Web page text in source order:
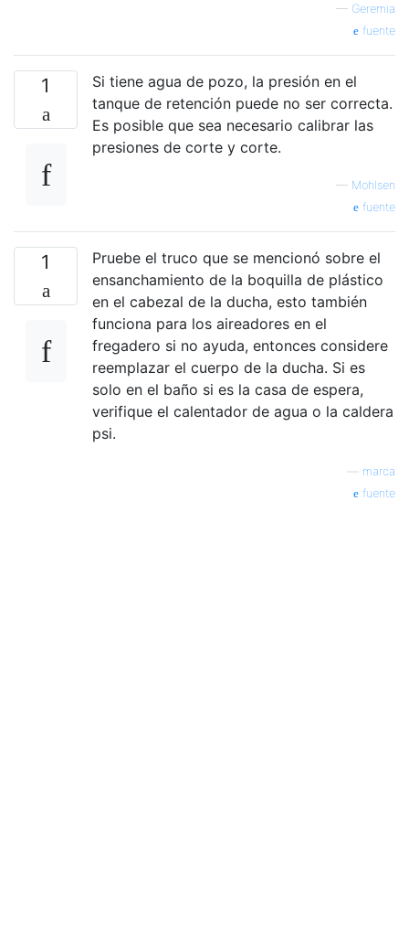
— Geremia
fuente
1
Si tiene agua de pozo, la presión en el
tanque de retención puede no ser correcta.
Es posible que sea necesario calibrar las
presiones de corte y corte.
— Mohlsen
fuente
1
Pruebe el truco que se mencionó sobre el
ensanchamiento de la boquilla de plástico
en el cabezal de la ducha, esto también
funciona para los aireadores en el
fregadero si no ayuda, entonces considere
reemplazar el cuerpo de la ducha. Si es
solo en el baño si es la casa de espera,
verifique el calentador de agua o la caldera
psi.
marca
fuente